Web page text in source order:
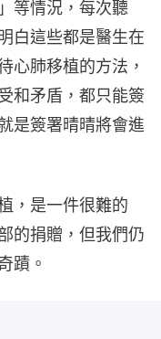
等情況，每次聽
白這些都是醫生在
心肺移植的方法，
和矛盾，都只能簽
是簽署晴晴將會進
，是一件很難的
的捐贈，但我們仍
蹟。